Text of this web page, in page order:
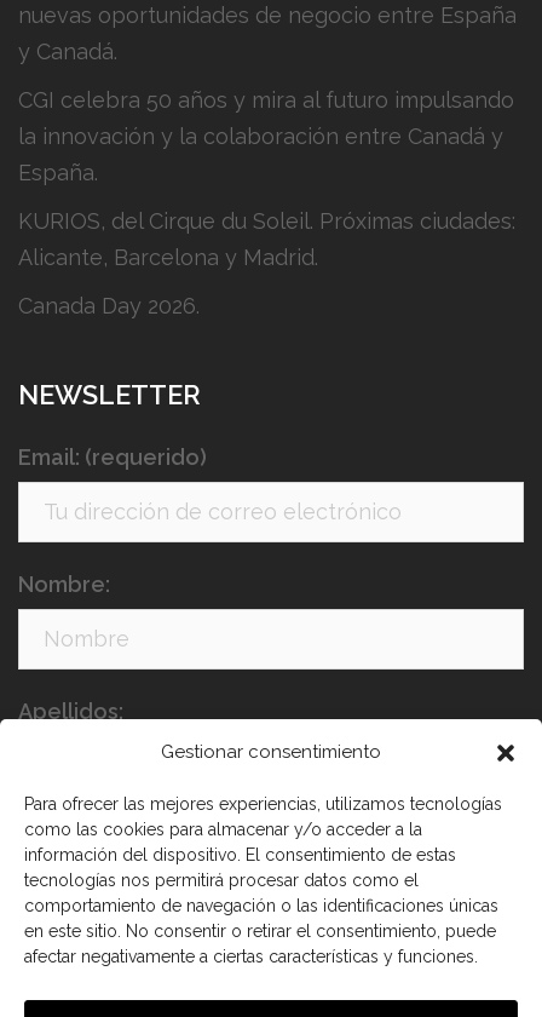
Gestionar consentimiento
Para ofrecer las mejores experiencias, utilizamos tecnologías
como las cookies para almacenar y/o acceder a la
información del dispositivo. El consentimiento de estas
tecnologías nos permitirá procesar datos como el
comportamiento de navegación o las identificaciones únicas
en este sitio. No consentir o retirar el consentimiento, puede
afectar negativamente a ciertas características y funciones.
nuevas oportunidades de negocio entre España
y Canadá.
CGI celebra 50 años y mira al futuro impulsando
la innovación y la colaboración entre Canadá y
España.
KURIOS, del Cirque du Soleil. Próximas ciudades:
Alicante, Barcelona y Madrid.
Canada Day 2026.
NEWSLETTER
Email: (requerido)
Nombre:
Apellidos:
He leído y acepto los términos y condiciones